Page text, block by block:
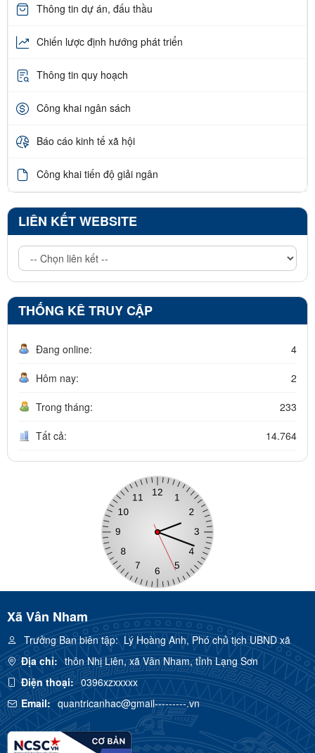
Thông tin dự án, đấu thầu
Chiến lược định hướng phát triển
Thông tin quy hoạch
Công khai ngân sách
Báo cáo kinh tế xã hội
Công khai tiến độ giải ngân
LIÊN KẾT WEBSITE
THỐNG KÊ TRUY CẬP
Đang online: 4
Hôm nay: 2
Trong tháng: 233
Tất cả: 14.764
Xã Vân Nham
Trưởng Ban biên tập:Lý Hoàng Anh, Phó chủ tịch UBND xã
Địa chỉ: thôn Nhị Liên, xã Vân Nham, tỉnh Lạng Sơn
Điện thoại: 0396xzxxxxx
Email: quantricanhac@gmail---------.vn